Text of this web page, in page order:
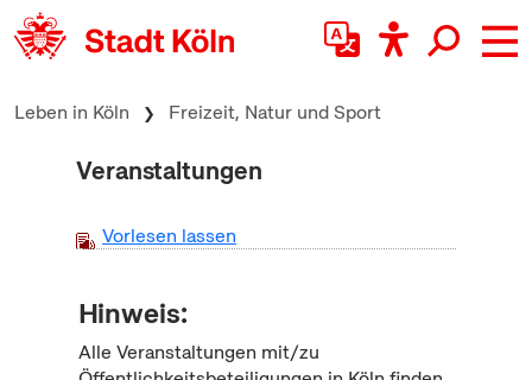
zum Inhalt springen
Leben in Köln Freizeit, Natur und Sport
Veranstaltungen
Vorlesen lassen
Hinweis:
Alle Veranstaltungen mit/zu